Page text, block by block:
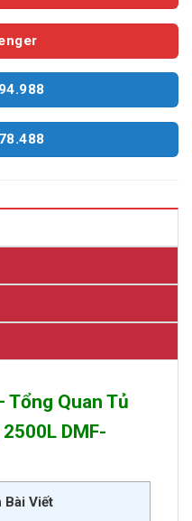
Tổng Quan Tủ
DMF-
Bài Viết